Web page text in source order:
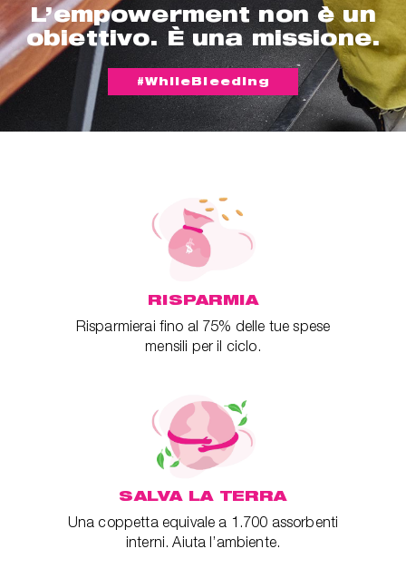
L’empowerment non è un
obiettivo. È una missione.
#WhileBleeding
RISPARMIA
Risparmierai fino al 75% delle tue spese
mensili per il ciclo.
SALVA LA TERRA
Una coppetta equivale a 1.700 assorbenti
interni. Aiuta l’ambiente.